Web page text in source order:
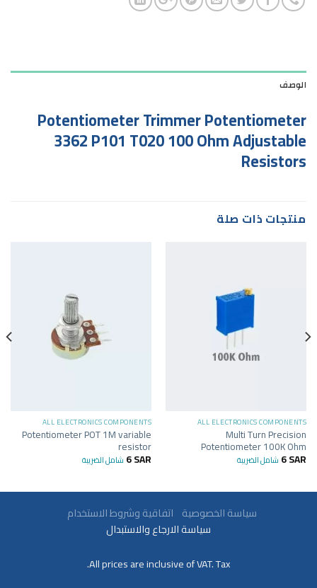
الوصف
Potentiometer Trimmer Potentiometer
3362 P101 T020 100 Ohm Adjustable
Resistors
منتجات ذات صلة
ALL ELECTRONICS COMPONENTS
Multi Turn Precision
Potentiometer 100K Ohm
6SAR شامل الضريبة
ALL ELECTRONICS COMPONENTS
Potentiometer POT 1M variable
resistor
6SAR شامل الضريبة
سياسة الخصوصية اتفاقية وشروط الاستخدام
سياسة الارجاع والاستبدال
All prices are inclusive of VAT. Tax.